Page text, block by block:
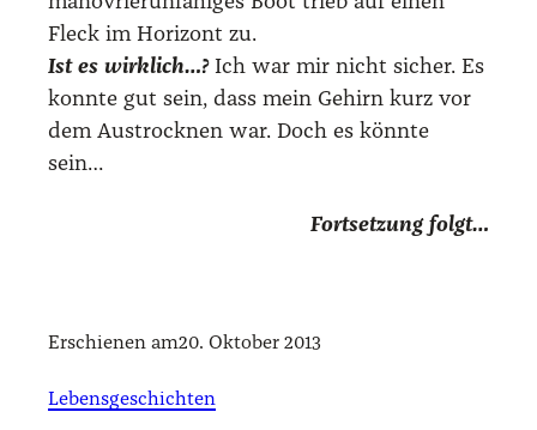
Fleck im Hori­zont zu.
Ist es wirk­lich…?Ich war mir nicht sicher. Es
konn­te gut sein, dass mein Gehirn kurz vor
dem Aus­trock­nen war. Doch es könn­te
sein…
Fort­set­zung folgt…
Erschienen am20. Oktober 2013
Lebensgeschichten